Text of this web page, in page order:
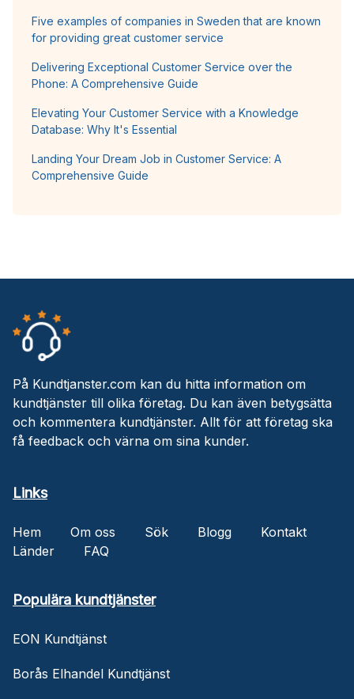
Five examples of companies in Sweden that are known
for providing great customer service
Delivering Exceptional Customer Service over the
Phone: A Comprehensive Guide
Elevating Your Customer Service with a Knowledge
Database: Why It's Essential
Landing Your Dream Job in Customer Service: A
Comprehensive Guide
På Kundtjanster.com kan du hitta information om
kundtjänster till olika företag. Du kan även betygsätta
och kommentera kundtjänster. Allt för att företag ska
få feedback och värna om sina kunder.
Links
Hem Om oss Sök Blogg
Kontakt
Länder
FAQ
Populära kundtjänster
EON Kundtjänst
Borås Elhandel Kundtjänst